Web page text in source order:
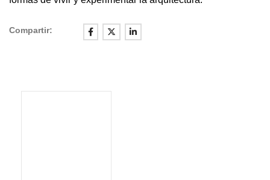
Compartir: